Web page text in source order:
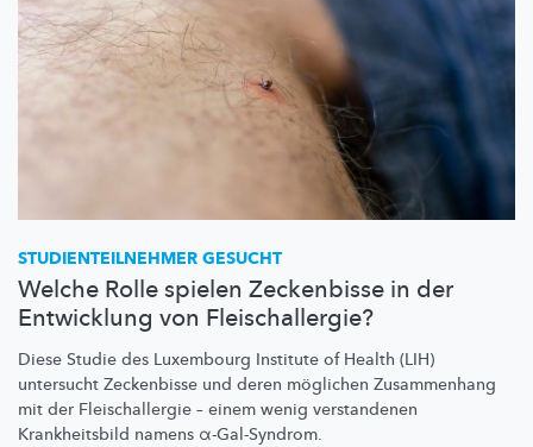
STUDIENTEILNEHMER GESUCHT
Welche Rolle spielen Zeckenbisse in der
Entwicklung von Fleischallergie?
Diese Studie des Luxembourg Institute of Health (LIH)
untersucht Zeckenbisse und deren möglichen Zusammenhang
mit der Fleischallergie – einem wenig verstandenen
Krankheitsbild namens α-Gal-Syndrom.